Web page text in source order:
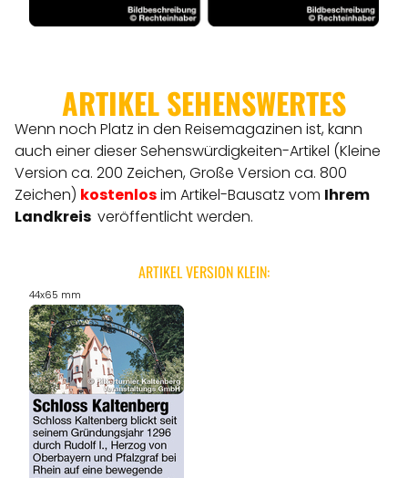
ARTIKEL SEHENSWERTES
Wenn noch Platz in den Reisemagazinen ist, kann
auch einer dieser Sehenswürdigkeiten-Artikel (Kleine
Version ca. 200 Zeichen, Große Version ca. 800
Zeichen) kostenlosim Artikel-Bausatz vom Ihrem
Landkreis veröffentlicht werden.
ARTIKEL VERSION KLEIN:
44x65 mm